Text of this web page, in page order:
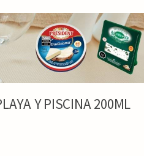
Y PISCINA 200ML